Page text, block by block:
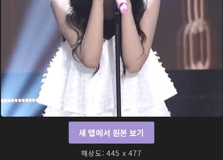
새 탭에서 원본 보기
해상도: 445 x 477